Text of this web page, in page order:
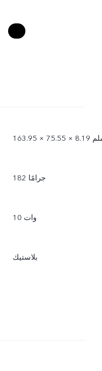
75.55 × 8.19 ملم
182 جرامًا
10 وات
بلاستيك